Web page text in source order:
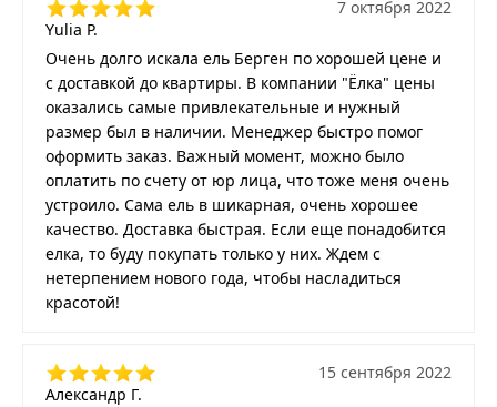
Yulia P.
7 октября 2022
Очень долго искала ель Берген по хорошей цене и
с доставкой до квартиры. В компании "Ёлка" цены
оказались самые привлекательные и нужный
размер был в наличии. Менеджер быстро помог
оформить заказ. Важный момент, можно было
оплатить по счету от юр лица, что тоже меня очень
устроило. Сама ель в шикарная, очень хорошее
качество. Доставка быстрая. Если еще понадобится
елка, то буду покупать только у них. Ждем с
нетерпением нового года, чтобы насладиться
красотой!
Александр Г.
15 сентября 2022